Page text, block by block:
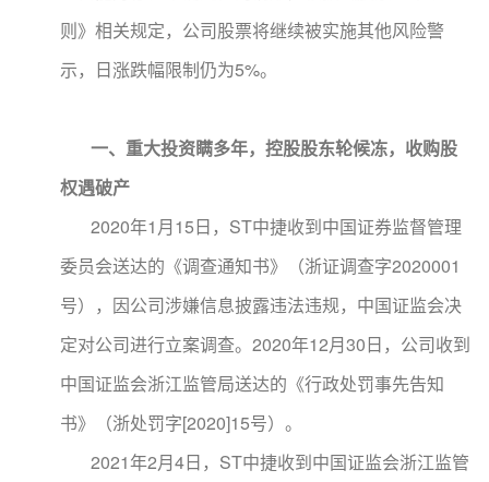
则》相关规定，公司股票将继续被实施其他风险警
示，日涨跌幅限制仍为5%。
一、重大投资瞒多年，控股股东轮候冻，收购股
权遇破产
2020年1月15日，ST中捷收到中国证券监督管理
委员会送达的《调查通知书》（浙证调查字2020001
号），因公司涉嫌信息披露违法违规，中国证监会决
定对公司进行立案调查。2020年12月30日，公司收到
中国证监会浙江监管局送达的《行政处罚事先告知
书》（浙处罚字[2020]15号）。
2021年2月4日，ST中捷收到中国证监会浙江监管